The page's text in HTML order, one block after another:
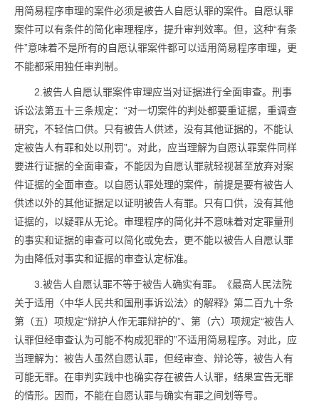
用简易程序审理的案件必须是被告人自愿认罪的案件。自愿认罪
案件可以有条件的简化审理程序，提升审判效率。但，这种“有条
件”意味着不是所有的自愿认罪案件都可以适用简易程序审理，更
不能都采用独任审判制。
2.被告人自愿认罪案件审理应当对证据进行全面审查。刑事
诉讼法第五十三条规定：“对一切案件的判处都要重证据，重调查
研究，不轻信口供。只有被告人供述，没有其他证据的，不能认
定被告人有罪和处以刑罚”。对此，应当理解为自愿认罪案件同样
要进行证据的全面审查，不能因为自愿认罪就轻视甚至放弃对案
件证据的全面审查。以自愿认罪处理的案件，前提是要有被告人
供述以外的其他证据足以证明被告人有罪。只有口供，没有其他
证据的，以疑罪从无论。审理程序的简化并不意味着对定罪量刑
的事实和证据的审查可以简化或免去，更不能以被告人自愿认罪
为由降低对事实和证据的审查认定标准。
3.被告人自愿认罪不等于被告人确实有罪。《最高人民法院
关于适用〈中华人民共和国刑事诉讼法〉的解释》第二百九十条
第（五）项规定“辩护人作无罪辩护的”、第（六）项规定“被告人
认罪但经审查认为可能不构成犯罪的”不适用简易程序。对此，应
当理解为：被告人虽然自愿认罪，但经审查、辩论等，被告人有
可能无罪。在审判实践中也确实存在被告人认罪，结果宣告无罪
的情形。因而，不能在自愿认罪与确实有罪之间划等号。